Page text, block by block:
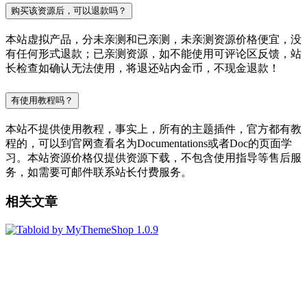
购买该资源后，可以退款吗？
本站虚拟产品，分未亲测和已亲测，未亲测资源价格便宜，没
有任何形式退款；已亲测资源，如不能使用可评论区反馈，站
长检查如确认无法使用，将退还站内金币，不现金退款！
有使用教程吗？
本站不提供使用教程，事实上，所有的主题插件，官方都有教
程的，可以到官网查看名为Documentations或者Doc的页面学
习。本站资源价格仅提供资源下载，不包含使用指导等售后服
务，如需要可邮件联系站长付费服务。
相关文章